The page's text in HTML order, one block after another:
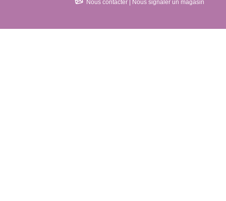
Nous contacter | Nous signaler un magasin